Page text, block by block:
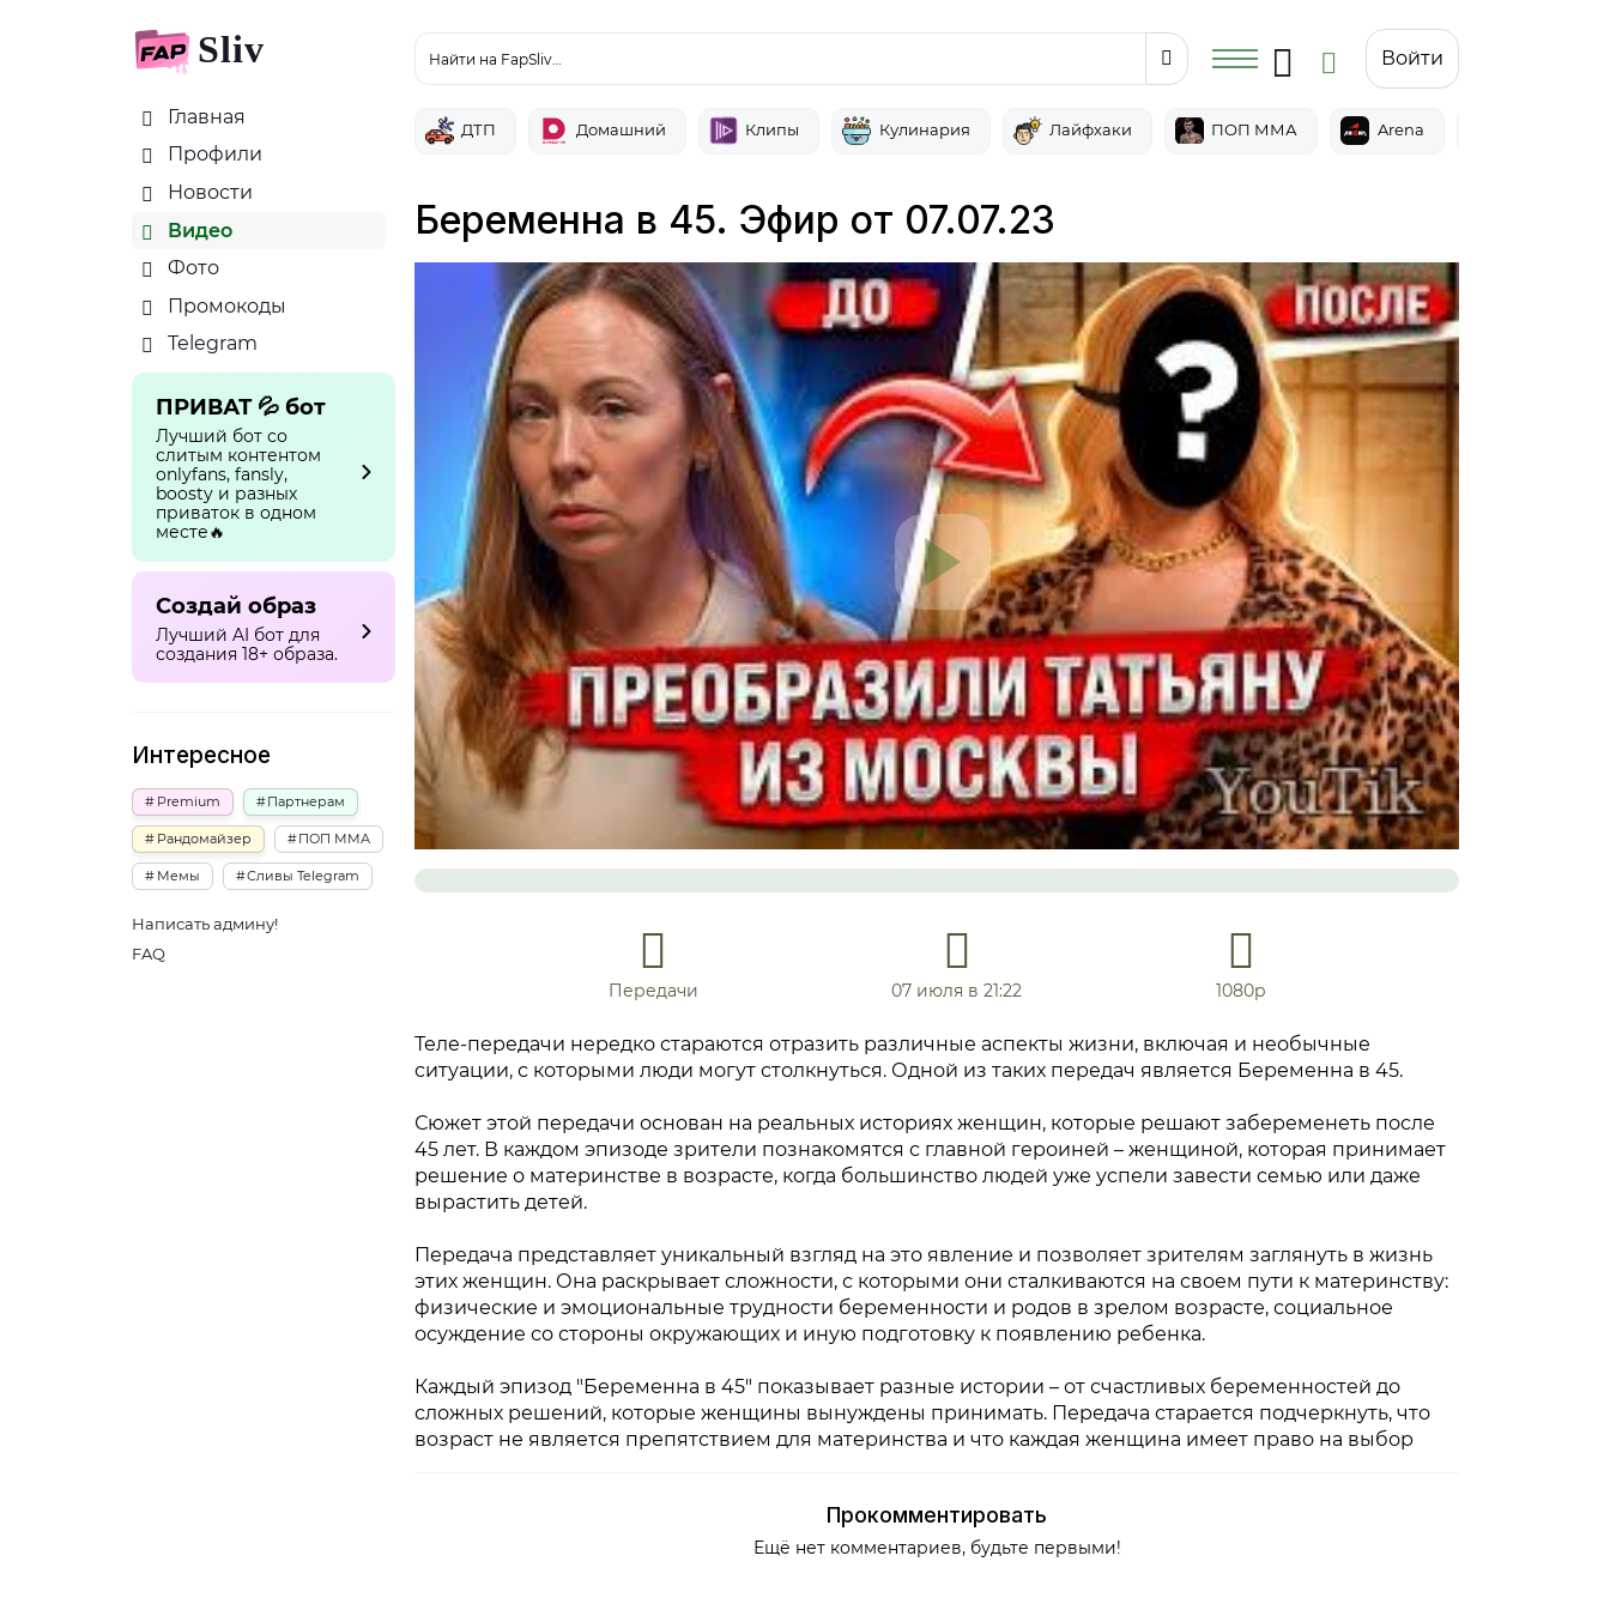
Sliv
Главная
Профили
Новости
Видео
Фото
Промокоды
Telegram
ПРИВАТ 💦 бот
Лучший бот со
слитым контентом
onlyfans, fansly,
boosty и разных
приваток в одном
месте🔥
Создай образ
Лучший AI бот для
создания 18+ образа.
Интересное
Premium Партнерам
Рандомайзер ПОП ММА
Мемы Сливы Telegram
Написать админу!
FAQ
Найти на FapSliv… Войти
ДТП Домашний Клипы Кулинария Лайфхаки ПОП ММА Arena
Беременна в 45. Эфир от 07.07.23
Передачи 07 июля в 21:22 1080р
Теле-передачи нередко стараются отразить различные аспекты жизни, включая и необычные
ситуации, с которыми люди могут столкнуться. Одной из таких передач является Беременна в 45.
Сюжет этой передачи основан на реальных историях женщин, которые решают забеременеть после
45 лет. В каждом эпизоде зрители познакомятся с главной героиней – женщиной, которая принимает
решение о материнстве в возрасте, когда большинство людей уже успели завести семью или даже
вырастить детей.
Передача представляет уникальный взгляд на это явление и позволяет зрителям заглянуть в жизнь
этих женщин. Она раскрывает сложности, с которыми они сталкиваются на своем пути к материнству:
физические и эмоциональные трудности беременности и родов в зрелом возрасте, социальное
осуждение со стороны окружающих и иную подготовку к появлению ребенка.
Каждый эпизод "Беременна в 45" показывает разные истории – от счастливых беременностей до
сложных решений, которые женщины вынуждены принимать. Передача старается подчеркнуть, что
возраст не является препятствием для материнства и что каждая женщина имеет право на выбор
Прокомментировать
Ещё нет комментариев, будьте первыми!